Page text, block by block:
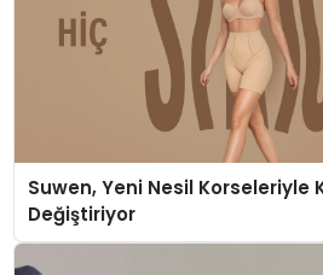
Suwen, Yeni Nesil Korseleriyle
Değiştiriyor